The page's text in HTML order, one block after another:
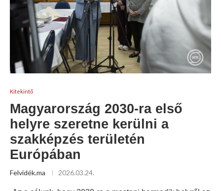
Kitekintő
Magyarország 2030-ra első
helyre szeretne kerülni a
szakképzés területén
Európában
Felvidék.ma 2026.03.24.